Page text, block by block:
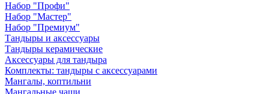
Набор "Профи"
Набор "Мастер"
Набор "Премиум"
Тандыры и аксессуары
Тандыры керамические
Аксессуары для тандыра
Комплекты: тандыры с аксессуарами
Мангалы, коптильни
Мангальные чаши